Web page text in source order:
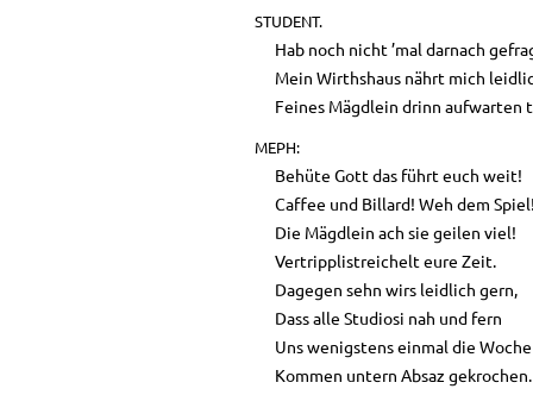
STUDENT.
Hab noch nicht ’mal darnach
Mein Wirthshaus nährt mich
Feines Mägdlein drinn aufwarten
MEPH:
Behüte Gott das führt euch weit!
Caffee und Billard! Weh dem
Die Mägdlein ach sie geilen viel!
Vertripplistreichelt eure Zeit.
Dagegen sehn wirs leidlich gern,
Dass alle Studiosi nah und fern
Uns wenigstens einmal die
Kommen untern Absaz gekrochen.